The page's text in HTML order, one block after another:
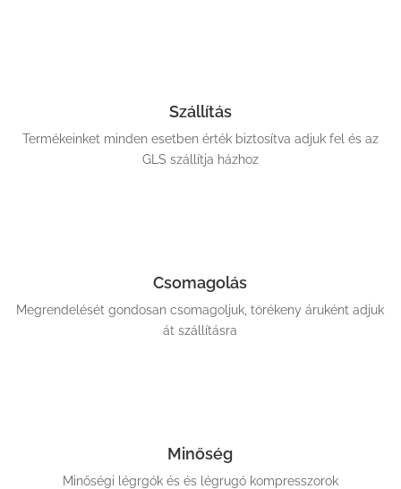
Szállítás
Termékeinket minden esetben érték biztosítva adjuk fel és az
GLS szállítja házhoz
Csomagolás
Megrendelését gondosan csomagoljuk, törékeny áruként adjuk
át szállításra
Minőség
Minőségi légrgók és és légrugó kompresszorok